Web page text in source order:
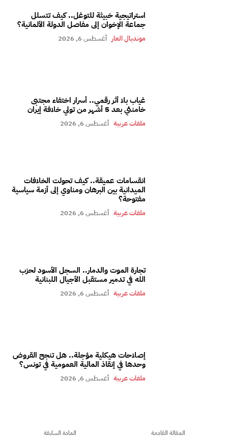
استراتيجية خبيثة للتوغل.. كيف تتسلل
جماعة الإخوان إلى مفاصل الدولة الألمانية؟
مونديال العار أغسطس 6, 2026
غياب بلا أثر رقمي.. أسرار اختفاء مجتبى
خامنئي بعد 5 أشهر من تولي خلافة إيران
ملفات عربية أغسطس 6, 2026
انقسامات عميقة.. كيف تحولت الخلافات
الميدانية بين البرهان ومناوي إلى أزمة سياسية
مفتوحة؟
ملفات عربية أغسطس 6, 2026
تجارة الموت والدمار.. السجل الأسود لحزب
الله في تدمير مستقبل الأجيال اللبنانية
ملفات عربية أغسطس 6, 2026
إصلاحات هيكلية مؤجلة.. هل تنجح القروض
وحدها في إنقاذ المالية العمومية في تونس؟
ملفات عربية أغسطس 6, 2026
المادة السابقة المقالة القادمة